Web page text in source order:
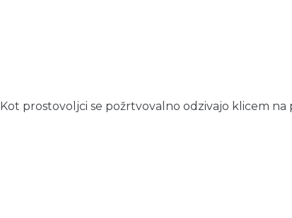
prostovoljci se požrtvovalno odzivajo klicem na